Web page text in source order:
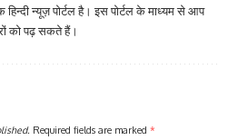
न्यूज़ पोर्टल है। इस पोर्टल के माध्यम से आप
को पढ़ सकते हैं।
Required fields are marked *